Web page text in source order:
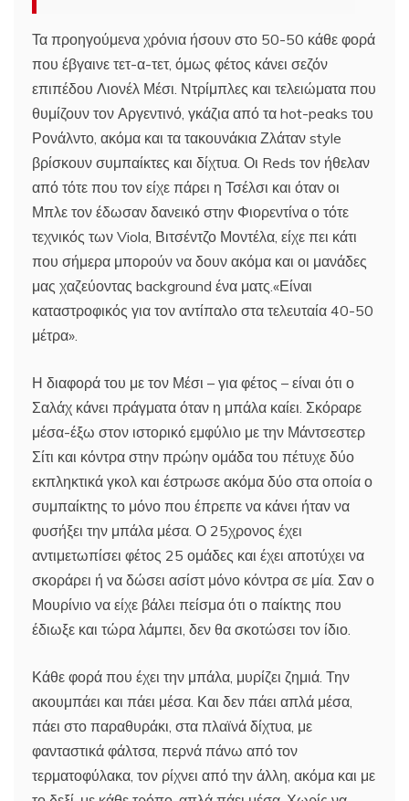
Τα προηγούμενα χρόνια ήσουν στο 50-50 κάθε φορά
που έβγαινε τετ-α-τετ, όμως φέτος κάνει σεζόν
επιπέδου Λιονέλ Μέσι. Ντρίμπλες και τελειώματα που
θυμίζουν τον Αργεντινό, γκάζια από τα hot-peaks του
Ρονάλντο, ακόμα και τα τακουνάκια Ζλάταν style
βρίσκουν συμπαίκτες και δίχτυα. Οι Reds τον ήθελαν
από τότε που τον είχε πάρει η Τσέλσι και όταν οι
Μπλε τον έδωσαν δανεικό στην Φιορεντίνα ο τότε
τεχνικός των Viola, Βιτσέντζο Μοντέλα, είχε πει κάτι
που σήμερα μπορούν να δουν ακόμα και οι μανάδες
μας χαζεύοντας background ένα ματς.«Είναι
καταστροφικός για τον αντίπαλο στα τελευταία 40-50
μέτρα».
Η διαφορά του με τον Μέσι – για φέτος – είναι ότι ο
Σαλάχ κάνει πράγματα όταν η μπάλα καίει. Σκόραρε
μέσα-έξω στον ιστορικό εμφύλιο με την Μάντσεστερ
Σίτι και κόντρα στην πρώην ομάδα του πέτυχε δύο
εκπληκτικά γκολ και έστρωσε ακόμα δύο στα οποία ο
συμπαίκτης το μόνο που έπρεπε να κάνει ήταν να
φυσήξει την μπάλα μέσα. Ο 25χρονος έχει
αντιμετωπίσει φέτος 25 ομάδες και έχει αποτύχει να
σκοράρει ή να δώσει ασίστ μόνο κόντρα σε μία. Σαν ο
Μουρίνιο να είχε βάλει πείσμα ότι ο παίκτης που
έδιωξε και τώρα λάμπει, δεν θα σκοτώσει τον ίδιο.
Κάθε φορά που έχει την μπάλα, μυρίζει ζημιά. Την
ακουμπάει και πάει μέσα. Και δεν πάει απλά μέσα,
πάει στο παραθυράκι, στα πλαϊνά δίχτυα, με
φανταστικά φάλτσα, περνά πάνω από τον
τερματοφύλακα, τον ρίχνει από την άλλη, ακόμα και με